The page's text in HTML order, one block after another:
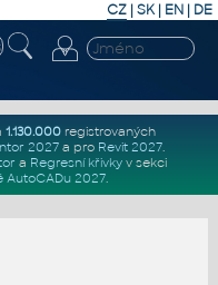
CZ | SK| EN | DE
1.130.000registrovaných
2027a pro Revit 2027.
a Regresní křivkyv sekci
AutoCADu 2027.